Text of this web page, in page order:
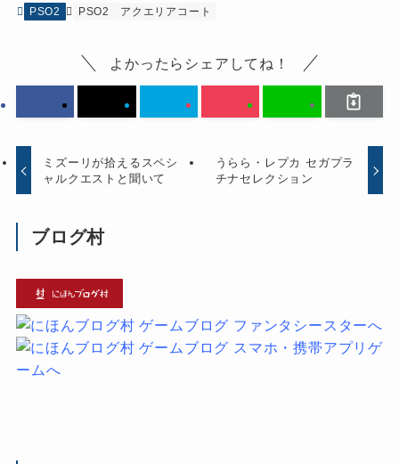
PSO2 PSO2 アクエリアコート
よかったらシェアしてね！
ミズーリが拾えるスペシ
ャルクエストと聞いて
うらら・レプカ セガプラ
チナセレクション
ブログ村